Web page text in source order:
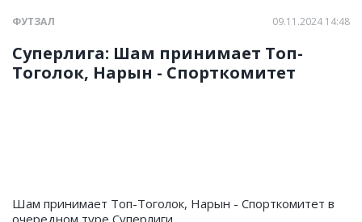
ФУТЗАЛ 09.11.2024 14:48
Суперлига: Шам принимает Топ-
Тоголок, Нарын - Спорткомитет
Шам принимает Топ-Тоголок, Нарын - Спорткомитет в